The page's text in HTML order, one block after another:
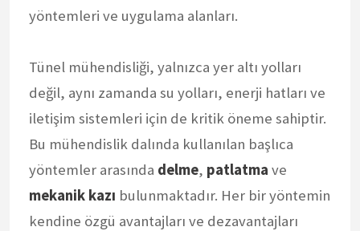
yöntemleri ve uygulama alanları.
Tünel mühendisliği, yalnızca yer altı yolları
değil, aynı zamanda su yolları, enerji hatları ve
iletişim sistemleri için de kritik öneme sahiptir.
Bu mühendislik dalında kullanılan başlıca
yöntemler arasında delme, patlatma ve
mekanik kazı bulunmaktadır. Her bir yöntemin
kendine özgü avantajları ve dezavantajları